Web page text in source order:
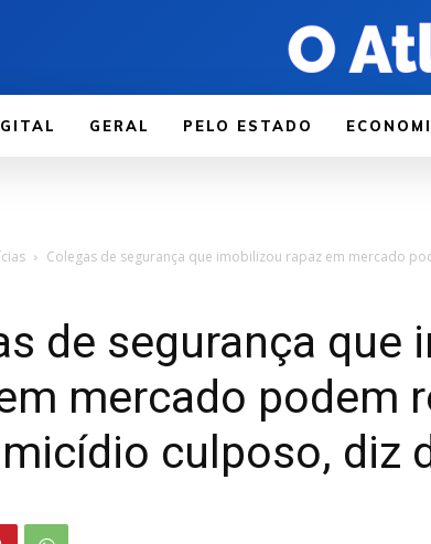
GERAL PELO ESTADO
Colegas de segurança que imobilizou rapaz em mercado
de segurança que
mercado podem
culposo, diz